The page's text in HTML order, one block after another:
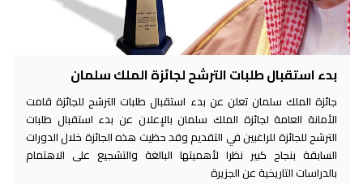
بدء استقبال طلبات الترشح لجائزة الملك سلمان
جائزة الملك سلمان تعلن عن بدء استقبال طلبات الترشح للجائزة قامت
الأمانة العامة لجائزة الملك سلمان بالإعلان عن بدء استقبال طلبات
الترشح للجائزة للراغبين في التقديم وقد حظيت هذه الجائزة خلال الدورات
السابقة بنجاح كبير نظرا لأهميتها البالغة والتشجيع على الاهتمام
بالدراسات التاريخية عن الجزيرة